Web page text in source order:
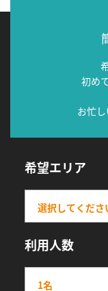
初め
お忙し
希望エリア
利用人数